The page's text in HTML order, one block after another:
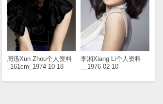
周迅Xun Zhou个人资料
_161cm_1974-10-18
李湘Xiang Li个人资料
__1976-02-10